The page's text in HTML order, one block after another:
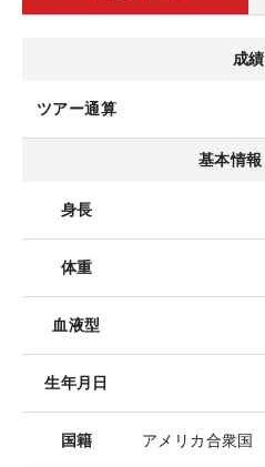
成績
ツアー通算
基本情報
身長
体重
血液型
生年月日
国籍 アメリカ合衆国